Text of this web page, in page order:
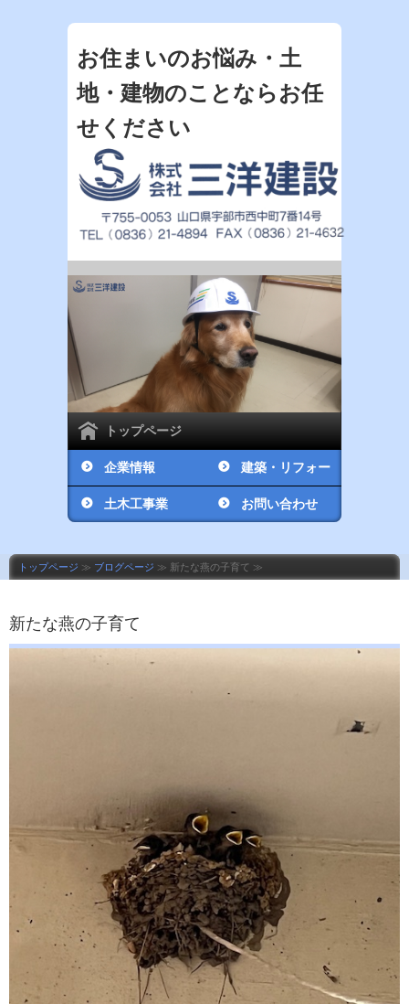
お住まいのお悩み・土
地・建物のことならお任
せください
トップページ
企業情報 建築・リフォー
ム工事業
土木工事業 お問い合わせ
トップページ ≫ ブログページ ≫ 新たな燕の子育て ≫
新たな燕の子育て